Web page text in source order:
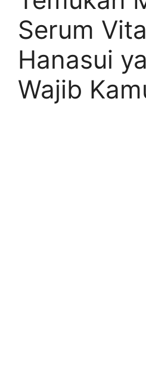
Serum
Hanasui
Wajib